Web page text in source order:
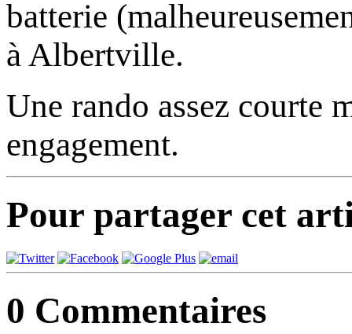
batterie
à Albertville.
Une rando assez courte
engagement.
Pour partager cet
0 Commentaires